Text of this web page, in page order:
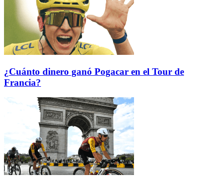
¿Cuánto dinero ganó Pogacar en el Tour de
Francia?